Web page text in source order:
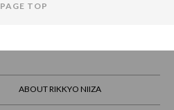
PAGE TOP
ABOUT RIKKYO NIIZA